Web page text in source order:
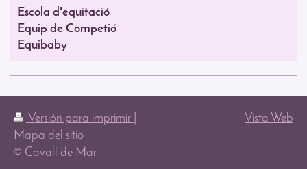
Escola d'equitació
Equip de Competió
Equibaby
Versión para imprimir
Mapa del sitio
© Cavall de Mar
Vista Web